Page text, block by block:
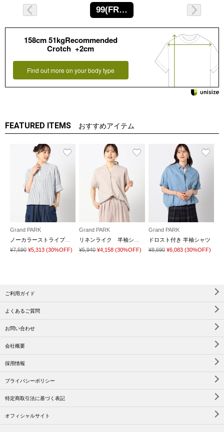
99(FREE)
158cm 51kgRecommended
Crotch +2cm
Find out more on your body type
FEATURED ITEMS おすすめアイテム
Grand PARK
ノーカラーストライプシャツ
¥7,590 ¥5,313 (30%OFF)
Grand PARK
¥5,940 ¥4,158 (30%OFF)
Grand PARK
ドロスト付き 半袖シャツ
¥8,690 ¥6,083 (30%OFF)
ご利用ガイド
よくあるご質問
お問い合わせ
会社概要
採用情報
プライバシーポリシー
特定商取引法に基づく表記
オフィシャルサイト